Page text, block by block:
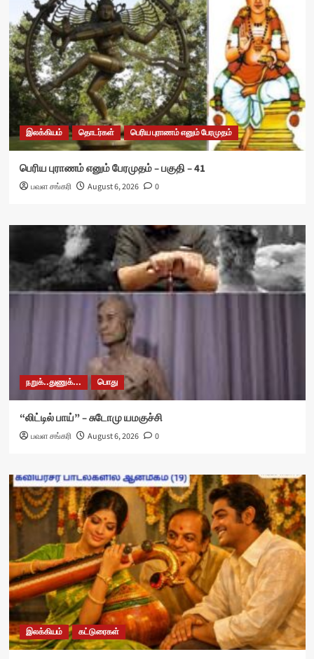
இலக்கியம் தொடர்கள் பெரிய புராணம் எனும் பேரமுதம்
பெரிய புராணம் எனும் பேரமுதம் – பகுதி – 41
பவள சங்கரி August 6, 2026 0
நறுக்..துணுக்... பொது
“லிட்டில் பாய்” – சுடோமு யமகுச்சி
பவள சங்கரி August 6, 2026 0
இலக்கியம் கட்டுரைகள்